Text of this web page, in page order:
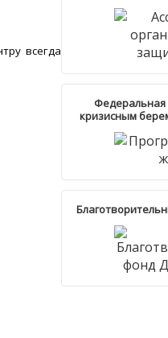
всегда
кризисным